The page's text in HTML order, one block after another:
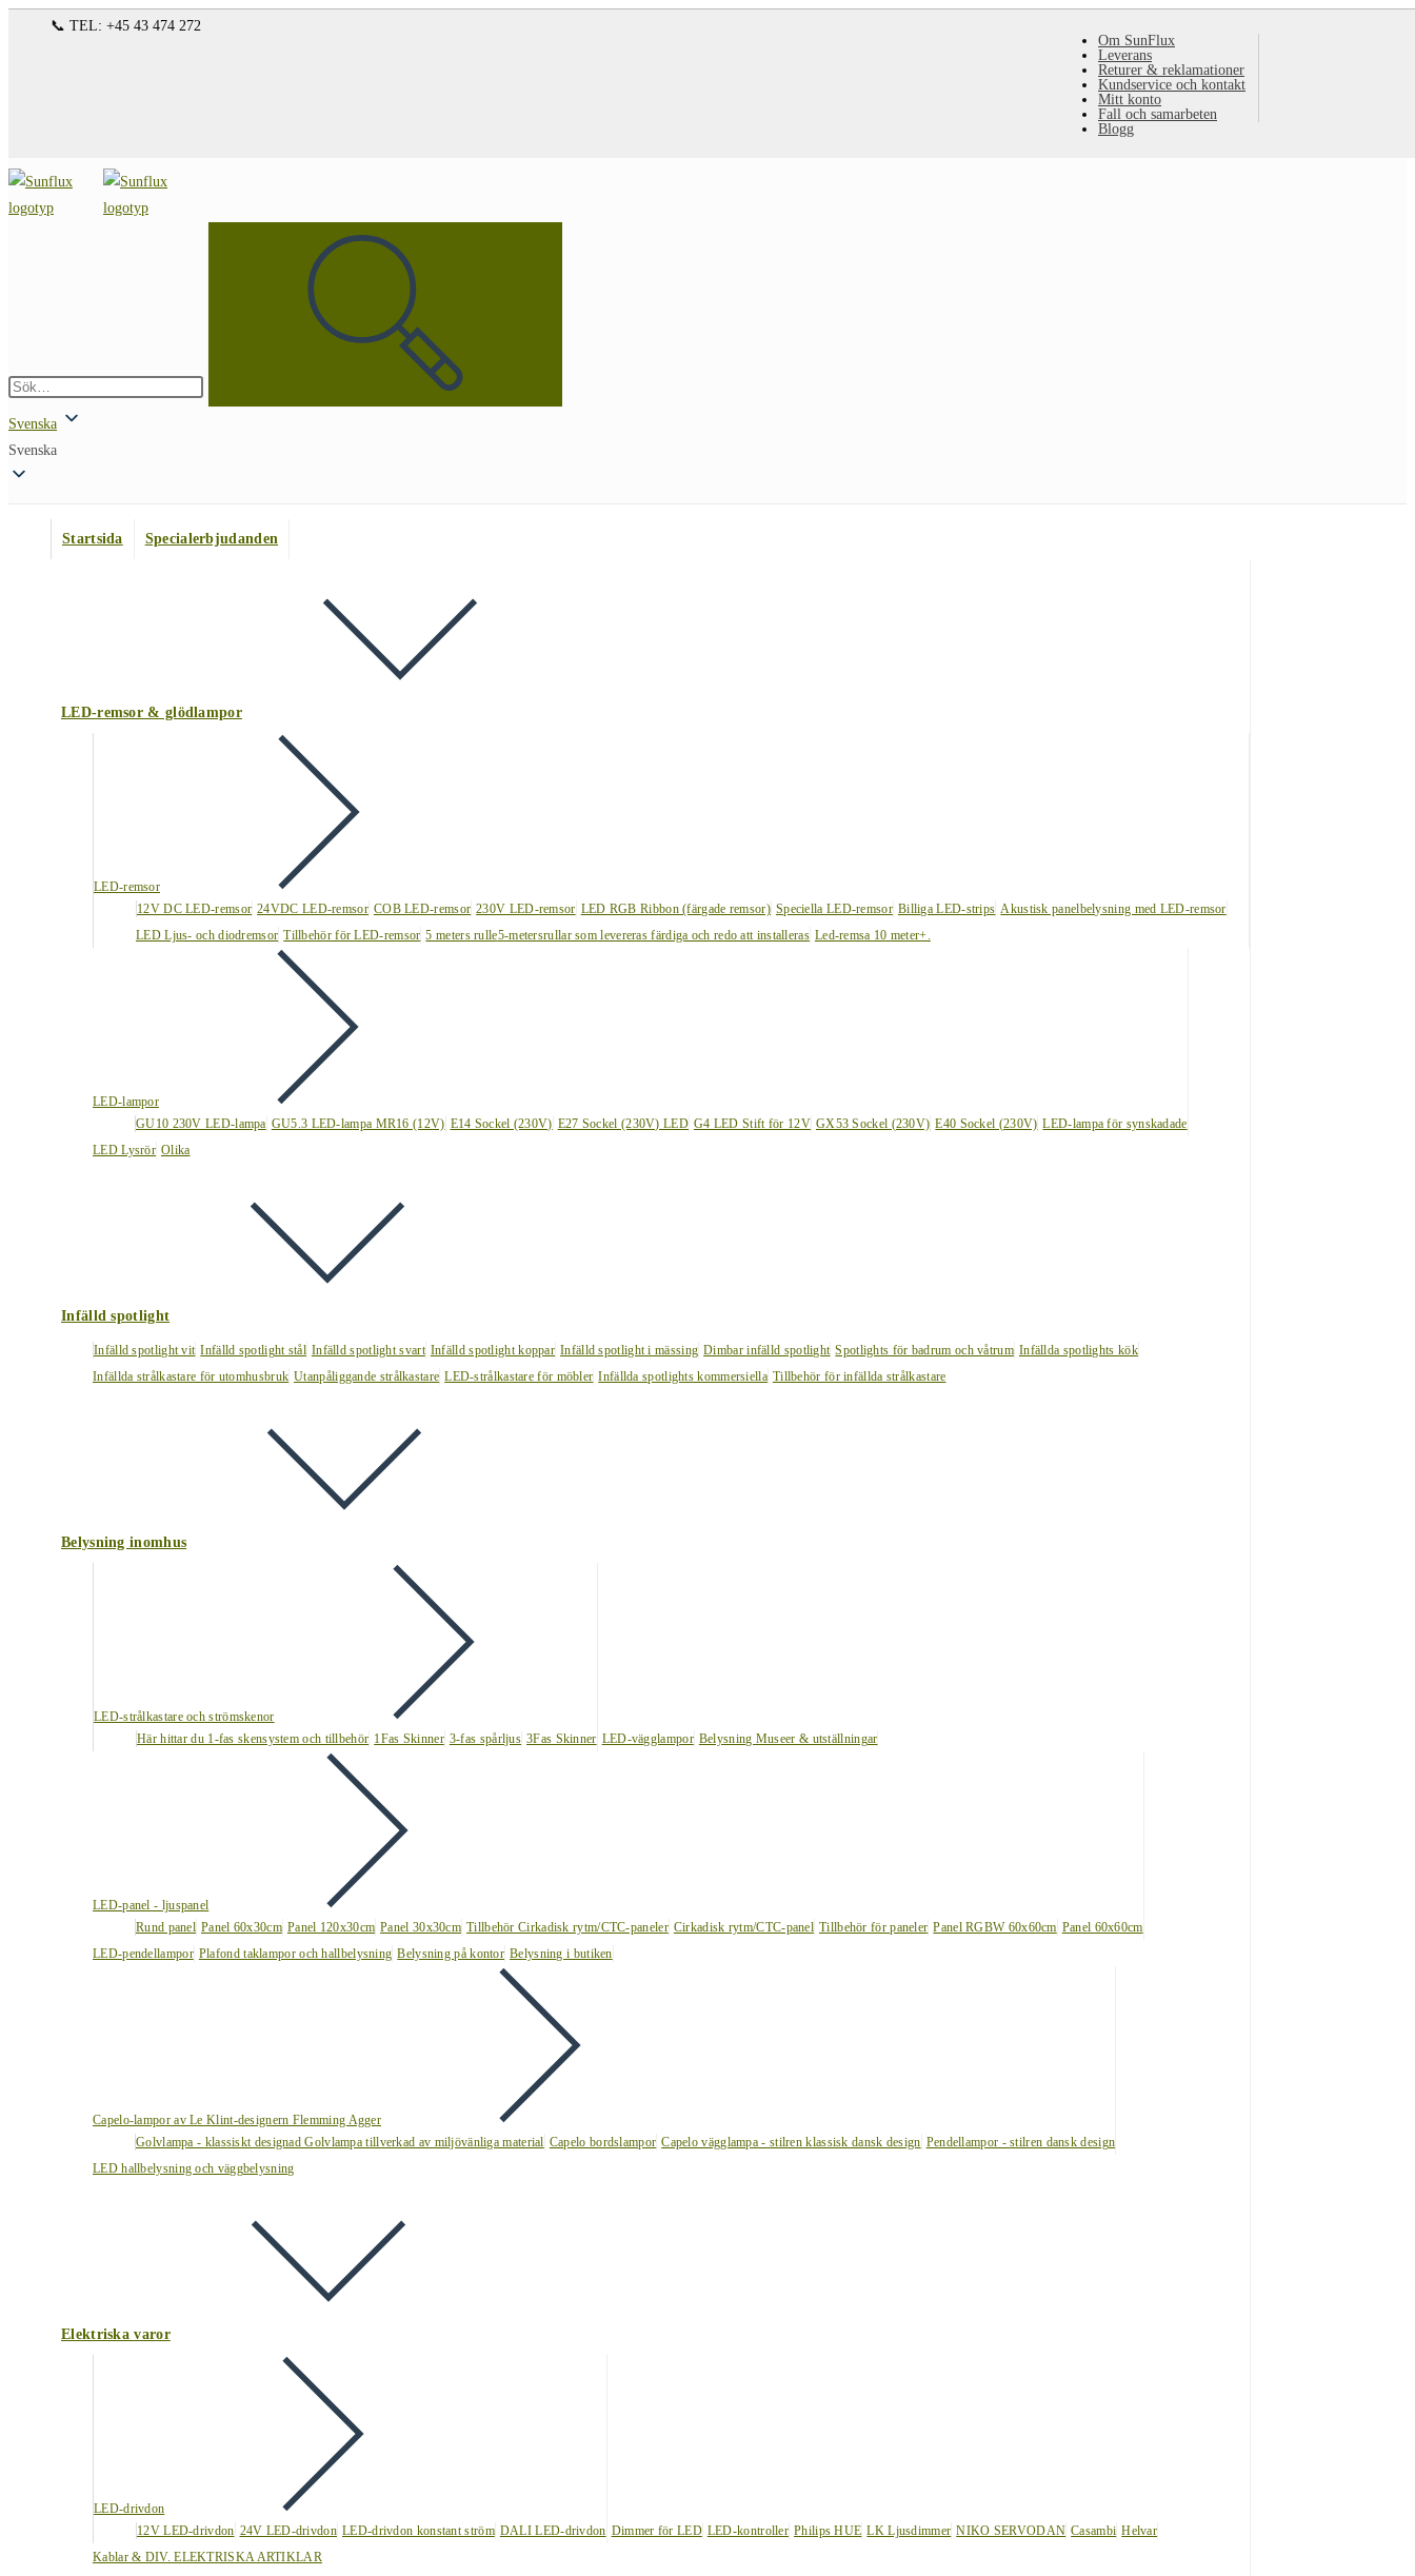
Om SunFlux
Leverans
Returer & reklamationer
Kundservice och kontakt
Mitt konto
Fall och samarbeten
Blogg
📞 TEL: +45 43 474 272
Svenska
Svenska
Startsida Specialerbjudanden
LED-remsor & glödlampor
LED-remsor
12V DC LED-remsor 24VDC LED-remsor COB LED-remsor 230V LED-remsor LED RGB Ribbon (färgade remsor) Speciella LED-remsor Billiga LED-strips Akustisk panelbelysning med LED-remsor
LED Ljus- och diodremsor Tillbehör för LED-remsor 5 meters rulle5-metersrullar som levereras färdiga och redo att installeras Led-remsa 10 meter+.
LED-lampor
GU10 230V LED-lampa GU5.3 LED-lampa MR16 (12V) E14 Sockel (230V) E27 Sockel (230V) LED G4 LED Stift för 12V GX53 Sockel (230V) E40 Sockel (230V) LED-lampa för synskadade
LED Lysrör Olika
Infälld spotlight
Infälld spotlight vit Infälld spotlight stål Infälld spotlight svart Infälld spotlight koppar Infälld spotlight i mässing Dimbar infälld spotlight Spotlights för badrum och våtrum Infällda spotlights kök
Infällda strålkastare för utomhusbruk Utanpåliggande strålkastare LED-strålkastare för möbler Infällda spotlights kommersiella Tillbehör för infällda strålkastare
Belysning inomhus
LED-strålkastare och strömskenor
Här hittar du 1-fas skensystem och tillbehör 1Fas Skinner 3-fas spårljus 3Fas Skinner LED-vägglampor Belysning Museer & utställningar
LED-panel - ljuspanel
Rund panel Panel 60x30cm Panel 120x30cm Panel 30x30cm Tillbehör Cirkadisk rytm/CTC-paneler Cirkadisk rytm/CTC-panel Tillbehör för paneler Panel RGBW 60x60cm Panel 60x60cm
LED-pendellampor Plafond taklampor och hallbelysning Belysning på kontor Belysning i butiken
Capelo-lampor av Le Klint-designern Flemming Agger
Golvlampa - klassiskt designad Golvlampa tillverkad av miljövänliga material Capelo bordslampor Capelo vägglampa - stilren klassisk dansk design Pendellampor - stilren dansk design
LED hallbelysning och väggbelysning
Elektriska varor
LED-drivdon
12V LED-drivdon 24V LED-drivdon LED-drivdon konstant ström DALI LED-drivdon Dimmer för LED LED-kontroller Philips HUE LK Ljusdimmer NIKO SERVODAN Casambi Helvar
Kablar & DIV. ELEKTRISKA ARTIKLAR